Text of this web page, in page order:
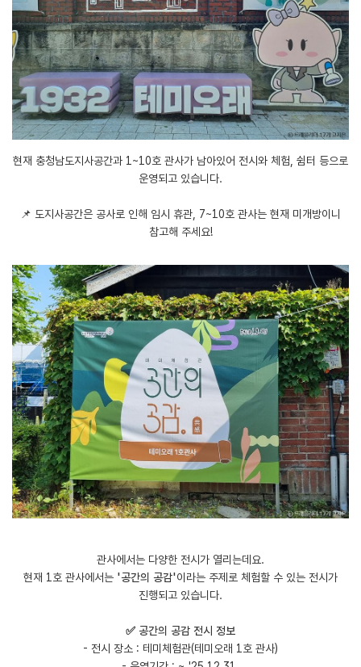
현재 충청남도지사공간과 1~10호 관사가 남아있어 전시와 체험, 쉼터 등으로
운영되고 있습니다.
📌 도지사공간은 공사로 인해 임시 휴관, 7~10호 관사는 현재 미개방이니
참고해 주세요!
관사에서는 다양한 전시가 열리는데요.
현재 1호 관사에서는 '공간의 공감'이라는 주제로 체험할 수 있는 전시가
진행되고 있습니다.
✅ 공간의 공감 전시 정보
- 전시 장소 : 테미체험관(테미오래 1호 관사)